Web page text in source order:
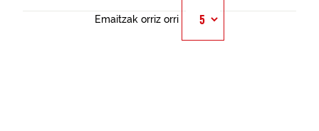
Emaitzak orriz orri